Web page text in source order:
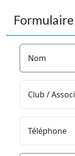
Nom
Club /
Téléphone